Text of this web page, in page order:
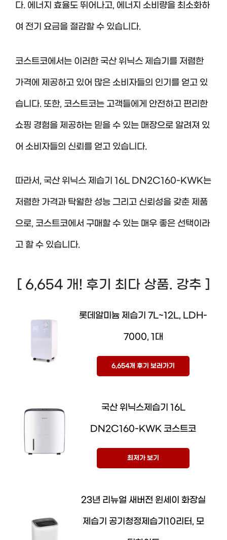
다. 에너지 효율도 뛰어나고, 에너지 소비량을 최소화하
여 전기 요금을 절감할 수 있습니다.
코스트코에서는 이러한 국산 위닉스 제습기를 저렴한
가격에 제공하고 있어 많은 소비자들의 인기를 얻고 있
습니다. 또한, 코스트코는 고객들에게 안전하고 편리한
쇼핑 경험을 제공하는 믿을 수 있는 매장으로 알려져 있
어 소비자들의 신뢰를 얻고 있습니다.
따라서, 국산 위닉스 제습기 16L DN2C160-KWK는
저렴한 가격과 탁월한 성능 그리고 신뢰성을 갖춘 제품
으로, 코스트코에서 구매할 수 있는 매우 좋은 선택이라
고 할 수 있습니다.
[ 6,654 개! 후기 최다 상품. 강추 ]
롯데알미늄 제습기 7L~12L, LDH-
7000, 1대
6,654개 후기 보러가기
국산 위닉스제습기 16L
DN2C160-KWK 코스트코
최저가 보기
23년 리뉴얼 새버전 윈세이 화장실
제습기 공기청정제습기10리터, 모